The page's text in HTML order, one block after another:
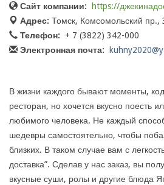
Сайт компании:
https://
Адрес: Томск, Комсомольский пр.,
Телефон:
+ 7 (3822) 342-000
Электронная почта:
В жизни каждого бывают моменты,
ресторан, но хочется вкусно поесть
любимого человека. Не каждый
шедевры самостоятельно, чтобы
близких. В таком случае вам с
доставка”. Сделав у нас заказ, вы
вкусные суши, ролы и другие блюда